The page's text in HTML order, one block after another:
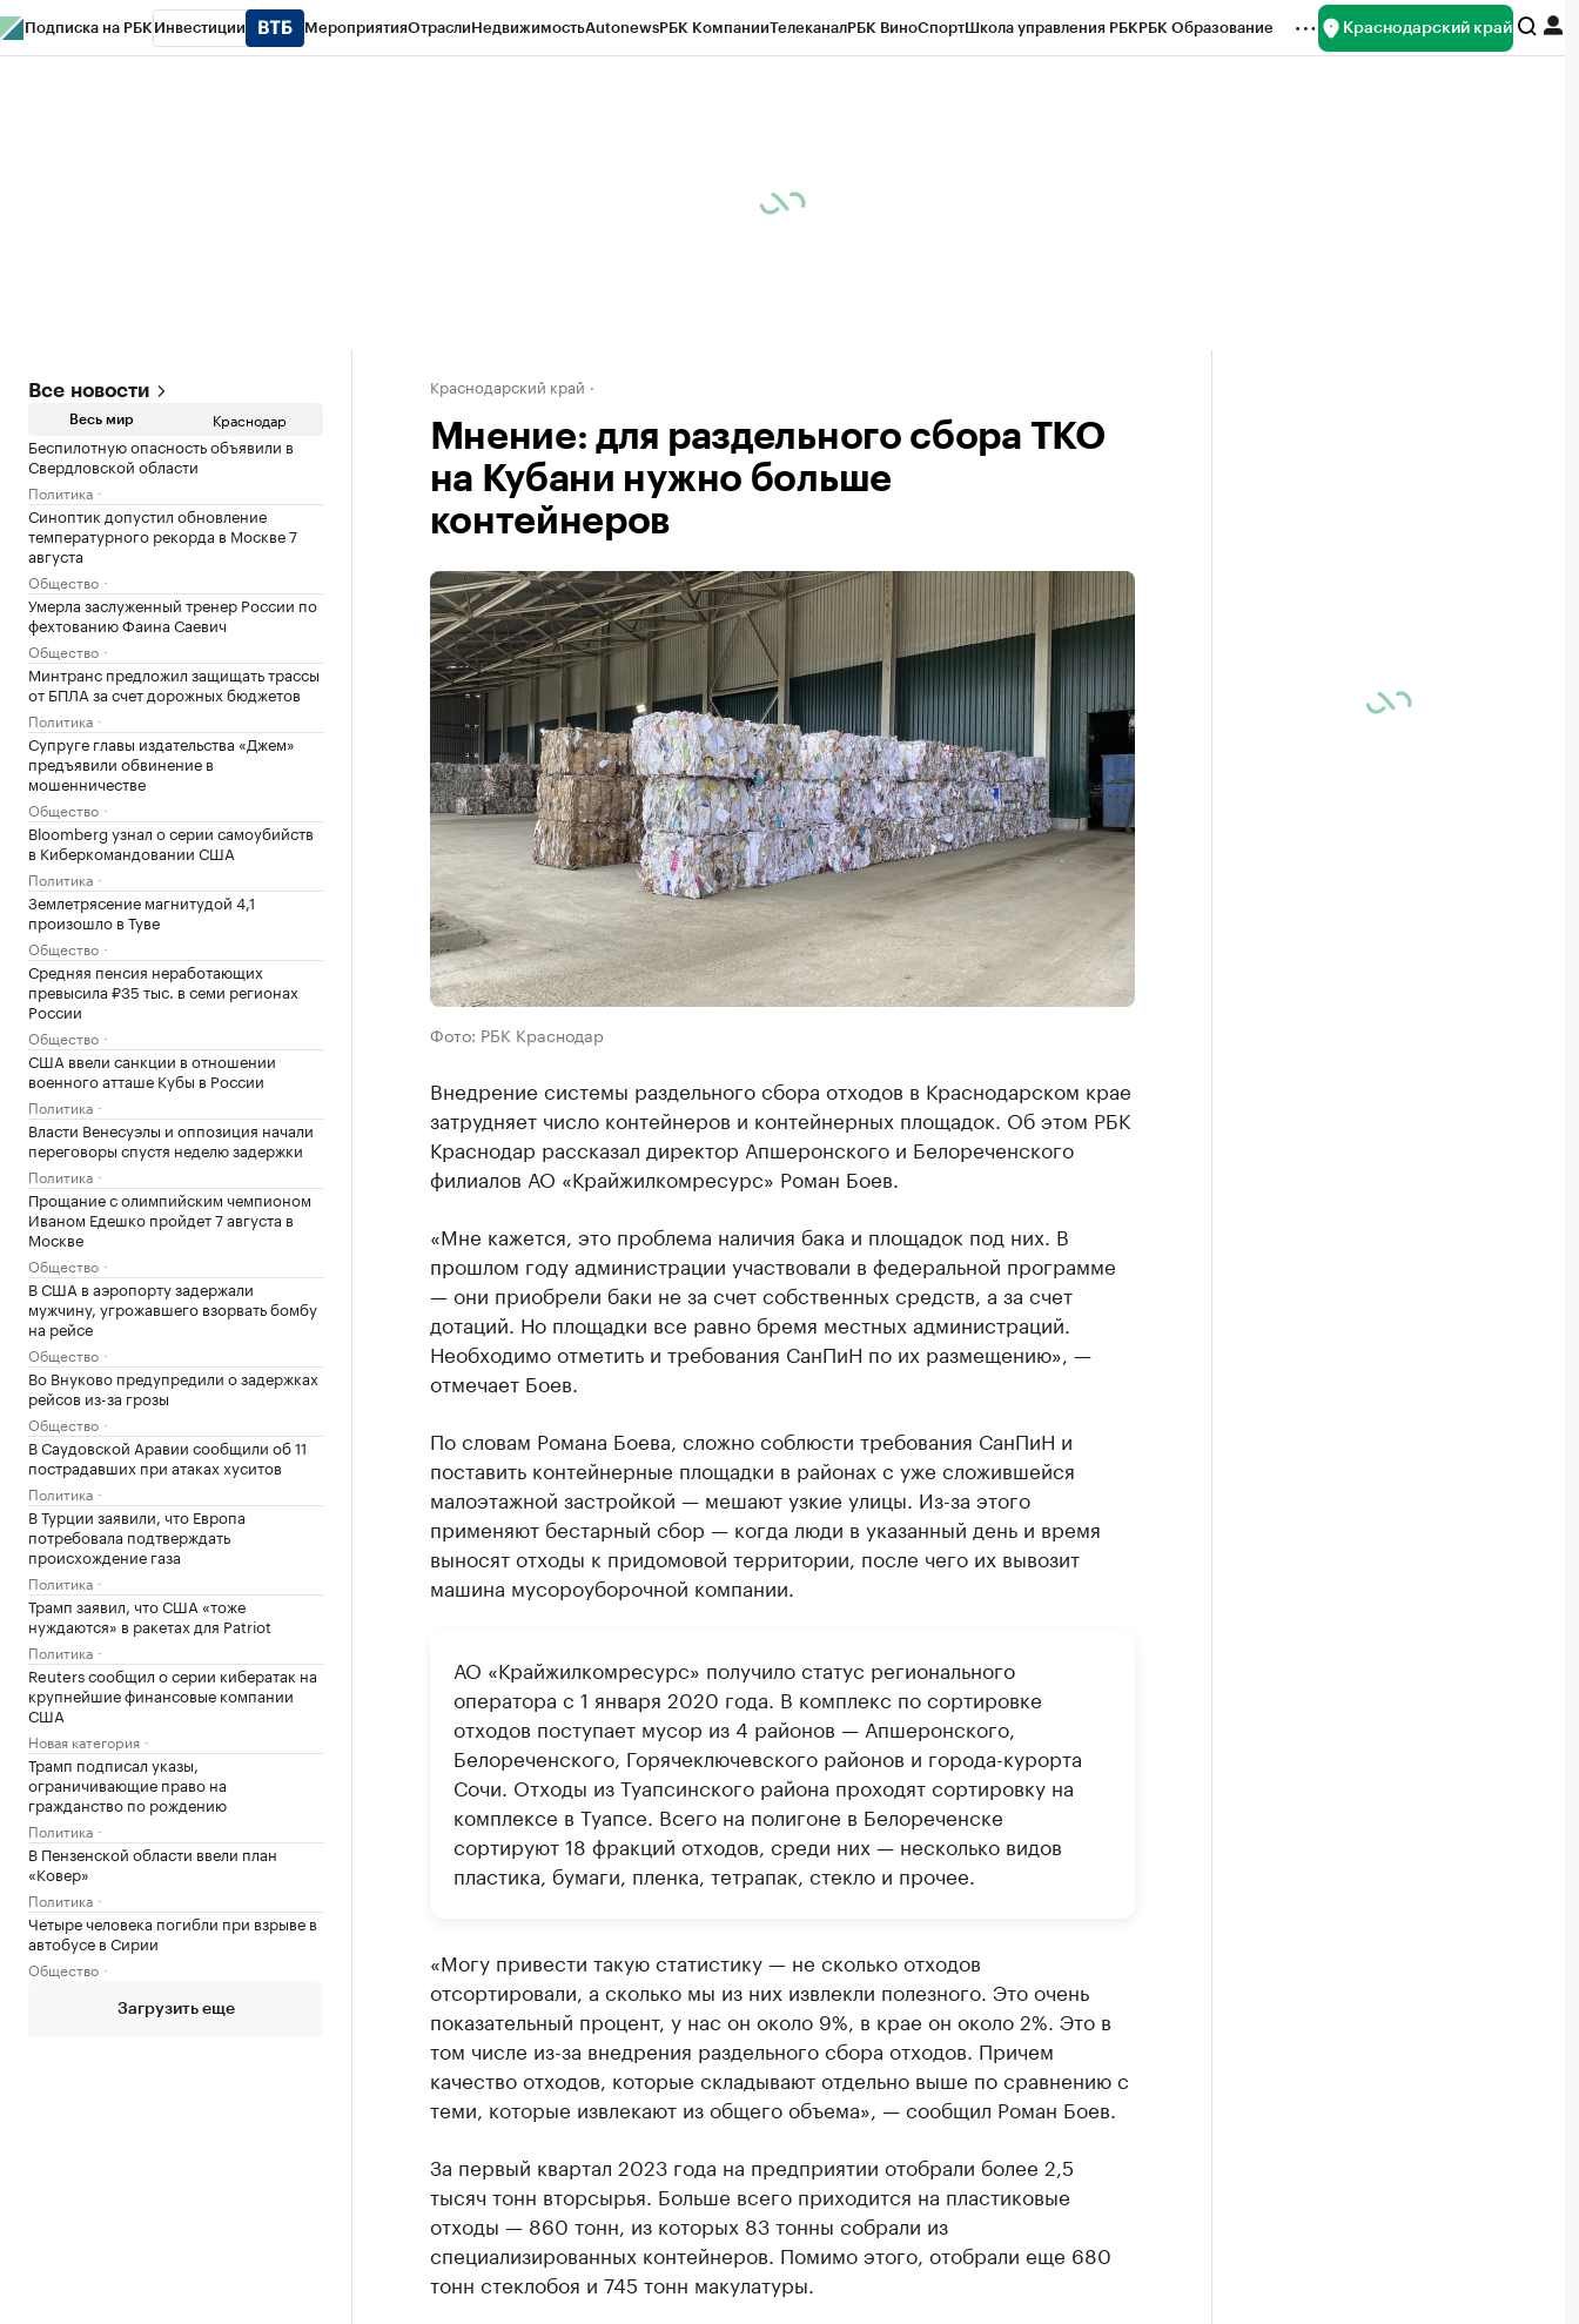
Подписка на РБК Инвестиции МероприятияОтраслиНедвижимостьAutonewsРБК КомпанииТелеканалРБК ВиноСпортШкола управления РБКРБК Образование Краснодарский край
Все новости
Весь мир Краснодар
Беспилотную опасность объявили в
Свердловской области
Политика
Синоптик допустил обновление
температурного рекорда в Москве 7
августа
Общество
Умерла заслуженный тренер России по
фехтованию Фаина Саевич
Общество
Минтранс предложил защищать трассы
от БПЛА за счет дорожных бюджетов
Политика
Супруге главы издательства «Джем»
предъявили обвинение в
мошенничестве
Общество
Bloomberg узнал о серии самоубийств
в Киберкомандовании США
Политика
Землетрясение магнитудой 4,1
произошло в Туве
Общество
Средняя пенсия неработающих
превысила ₽35 тыс. в семи регионах
России
Общество
США ввели санкции в отношении
военного атташе Кубы в России
Политика
Власти Венесуэлы и оппозиция начали
переговоры спустя неделю задержки
Политика
Прощание с олимпийским чемпионом
Иваном Едешко пройдет 7 августа в
Москве
Общество
В США в аэропорту задержали
мужчину, угрожавшего взорвать бомбу
на рейсе
Общество
Во Внуково предупредили о задержках
рейсов из-за грозы
Общество
В Саудовской Аравии сообщили об 11
пострадавших при атаках хуситов
Политика
В Турции заявили, что Европа
потребовала подтверждать
происхождение газа
Политика
Трамп заявил, что США «тоже
нуждаются» в ракетах для Patriot
Политика
Reuters сообщил о серии кибератак на
крупнейшие финансовые компании
США
Новая категория
Трамп подписал указы,
ограничивающие право на
гражданство по рождению
Политика
В Пензенской области ввели план
«Ковер»
Политика
Четыре человека погибли при взрыве в
автобусе в Сирии
Общество
Загрузить еще
Краснодарский край
Мнение: для раздельного сбора ТКО
на Кубани нужно больше
контейнеров
Фото: РБК Краснодар
Внедрение системы раздельного сбора отходов в Краснодарском крае
затрудняет число контейнеров и контейнерных площадок. Об этом РБК
Краснодар рассказал директор Апшеронского и Белореченского
филиалов АО «Крайжилкомресурс» Роман Боев.
«Мне кажется, это проблема наличия бака и площадок под них. В
прошлом году администрации участвовали в федеральной программе
— они приобрели баки не за счет собственных средств, а за счет
дотаций. Но площадки все равно бремя местных администраций.
Необходимо отметить и требования СанПиН по их размещению», —
отмечает Боев.
По словам Романа Боева, сложно соблюсти требования СанПиН и
поставить контейнерные площадки в районах с уже сложившейся
малоэтажной застройкой — мешают узкие улицы. Из-за этого
применяют бестарный сбор — когда люди в указанный день и время
выносят отходы к придомовой территории, после чего их вывозит
машина мусороуборочной компании.
АО «Крайжилкомресурс» получило статус регионального
оператора с 1 января 2020 года. В комплекс по сортировке
отходов поступает мусор из 4 районов — Апшеронского,
Белореченского, Горячеключевского районов и города-курорта
Сочи. Отходы из Туапсинского района проходят сортировку на
комплексе в Туапсе. Всего на полигоне в Белореченске
сортируют 18 фракций отходов, среди них — несколько видов
пластика, бумаги, пленка, тетрапак, стекло и прочее.
«Могу привести такую статистику — не сколько отходов
отсортировали, а сколько мы из них извлекли полезного. Это очень
показательный процент, у нас он около 9%, в крае он около 2%. Это в
том числе из-за внедрения раздельного сбора отходов. Причем
качество отходов, которые складывают отдельно выше по сравнению с
теми, которые извлекают из общего объема», — сообщил Роман Боев.
За первый квартал 2023 года на предприятии отобрали более 2,5
тысяч тонн вторсырья. Больше всего приходится на пластиковые
отходы — 860 тонн, из которых 83 тонны собрали из
специализированных контейнеров. Помимо этого, отобрали еще 680
тонн стеклобоя и 745 тонн макулатуры.